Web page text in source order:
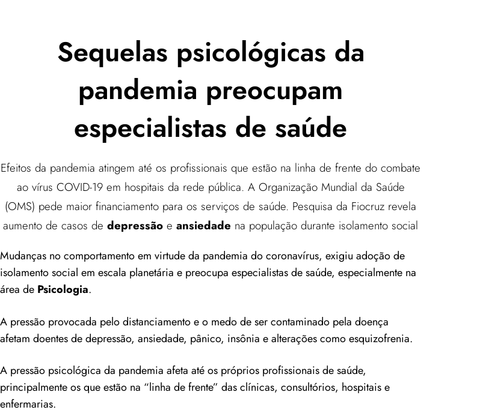
Sequelas psicológicas da
pandemia preocupam
especialistas de saúde
Efeitos da pandemia atingem até os profissionais que estão na linha de frente do combate
ao vírus COVID-19 em hospitais da rede pública. A Organização Mundial da Saúde
(OMS) pede maior financiamento para os serviços de saúde. Pesquisa da Fiocruz revela
aumento de casos de depressão e ansiedade na população durante isolamento social
Mudanças no comportamento em virtude da pandemia do coronavírus, exigiu adoção de
isolamento social em escala planetária e preocupa especialistas de saúde, especialmente na
área de Psicologia.
A pressão provocada pelo distanciamento e o medo de ser contaminado pela doença
afetam doentes de depressão, ansiedade, pânico, insônia e alterações como esquizofrenia.
A pressão psicológica da pandemia afeta até os próprios profissionais de saúde,
principalmente os que estão na “linha de frente” das clínicas, consultórios, hospitais e
enfermarias.